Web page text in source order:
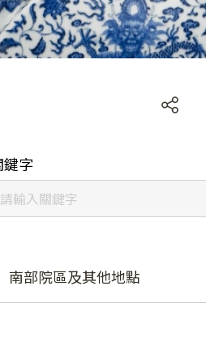
字
南部院區及其他地點